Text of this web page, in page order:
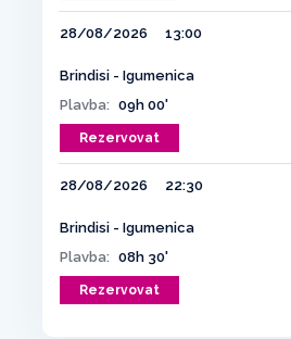
28/08/2026 13:00
Brindisi - Igumenica
Plavba: 09h 00'
Rezervovat
28/08/2026 22:30
Brindisi - Igumenica
Plavba: 08h 30'
Rezervovat